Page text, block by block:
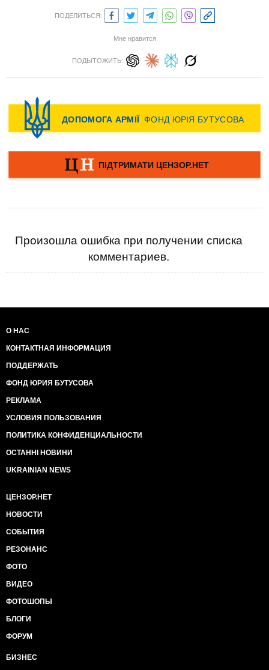
ПОДЕЛИТЬСЯ:
Мне нравится
ПОДЫТОЖИТЬ:
Произошла ошибка при получении списка
комментариев.
О НАС
КОНТАКТНАЯ ИНФОРМАЦИЯ
ПОДДЕРЖАТЬ
ФОНД ЮРИЯ БУТУСОВА
РЕКЛАМА
УСЛОВИЯ ПОЛЬЗОВАНИЯ
ПОЛИТИКА КОНФИДЕНЦИАЛЬНОСТИ
ОСТАННІ НОВИНИ
UKRAINIAN NEWS
ЦЕНЗОР.НЕТ
НОВОСТИ
СОБЫТИЯ
РЕЗОНАНС
ФОТО
ВИДЕО
ФОТОШОПЫ
БЛОГИ
ФОРУМ
БИЗНЕС